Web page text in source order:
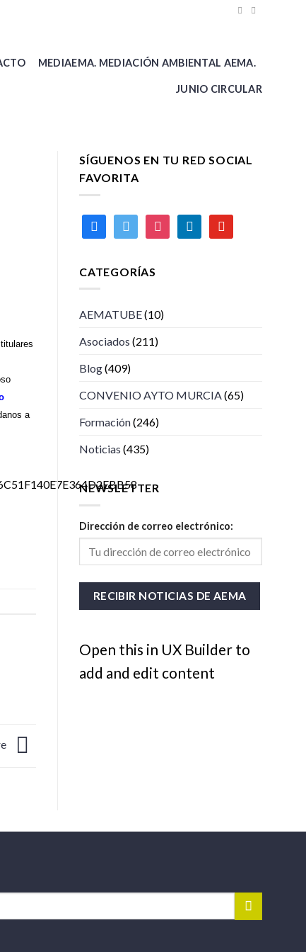
MEDIAEMA. MEDIACIÓN AMBIENTAL AEMA.
JUNIO CIRCULAR
a
SÍGUENOS EN TU RED SOCIAL
FAVORITA
facebooktwitter instagramlinkedin youtube
CATEGORÍAS
AEMATUBE(10)
Asociados (211)
Blog(409)
CONVENIO AYTO MURCIA(65)
Formación(246)
Noticias (435)
NEWSLETTER
Dirección de correo electrónico:
Open this in UX Builder to
add and edit content